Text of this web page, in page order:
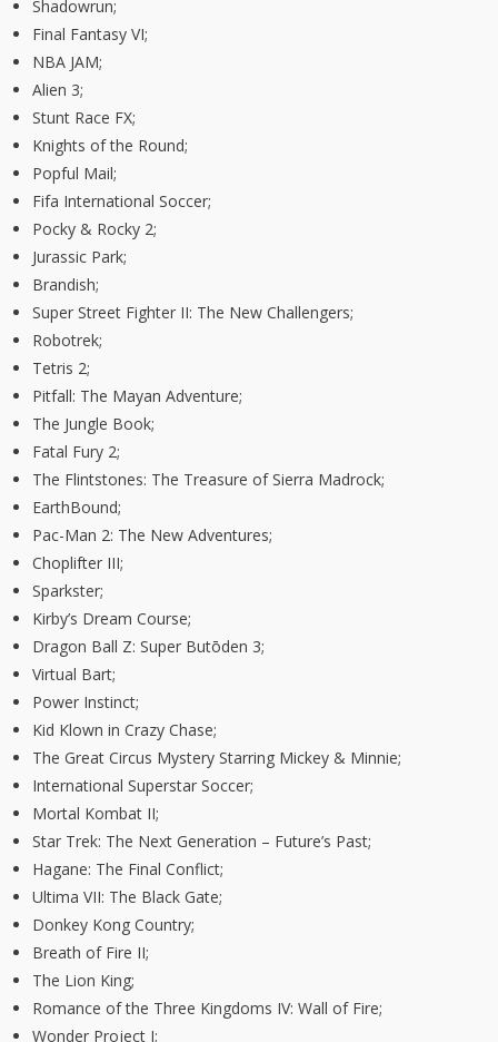
Shadowrun;
Final Fantasy VI;
NBA JAM;
Alien 3;
Stunt Race FX;
Knights of the Round;
Popful Mail;
Fifa International Soccer;
Pocky & Rocky 2;
Jurassic Park;
Brandish;
Super Street Fighter II: The New Challengers;
Robotrek;
Tetris 2;
Pitfall: The Mayan Adventure;
The Jungle Book;
Fatal Fury 2;
The Flintstones: The Treasure of Sierra Madrock;
EarthBound;
Pac-Man 2: The New Adventures;
Choplifter III;
Sparkster;
Kirby’s Dream Course;
Dragon Ball Z: Super Butōden 3;
Virtual Bart;
Power Instinct;
Kid Klown in Crazy Chase;
The Great Circus Mystery Starring Mickey & Minnie;
International Superstar Soccer;
Mortal Kombat II;
Star Trek: The Next Generation – Future’s Past;
Hagane: The Final Conflict;
Ultima VII: The Black Gate;
Donkey Kong Country;
Breath of Fire II;
The Lion King;
Romance of the Three Kingdoms IV: Wall of Fire;
Wonder Project J;